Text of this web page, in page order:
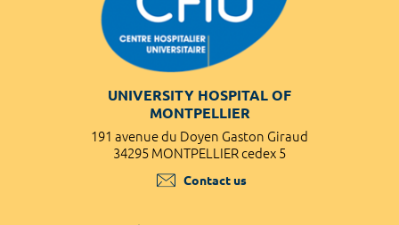
UNIVERSITY HOSPITAL OF
MONTPELLIER
191 avenue du Doyen Gaston Giraud
34295 MONTPELLIER cedex 5
Contact us